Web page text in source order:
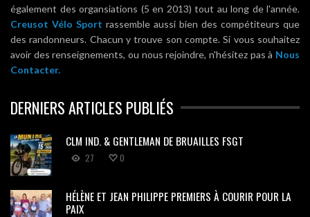
également des organsiations (5 en 2013) tout au long de l'année.
Creusot Vélo Sport rassemble aussi bien des compétiteurs que
des randonneurs. Chacun y trouve son compte. Si vous souhaitez
avoir des renseignements, ou nous rejoindre, n'hésitez pas à Nous
Contacter.
DERNIERS ARTICLES PUBLIÉS
CLM IND. & GENTLEMAN DE BRUAILLES FSGT
27 0
HÉLÈNE ET JEAN PHILIPPE PREMIERS À COURIR POUR LA
PAIX